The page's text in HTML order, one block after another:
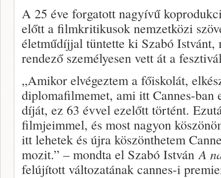
A 25 éve forgatott nagyívű
előtt a filmkritikusok nemzetközi
életműdíjjal tüntette ki Szabó Istvánt,
rendező személyesen vett át a
„Amikor elvégeztem a főiskolát,
diplomafilmemet, ami itt Cannes-
díját, ez 63 évvel ezelőtt történt.
filmjeimmel, és most nagyon
itt lehetek és újra köszönthetem
mozit.” – mondta el Szabó IstvánA
felújított változatának cannes-i